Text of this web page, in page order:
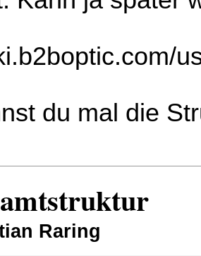
du mal die
Raring